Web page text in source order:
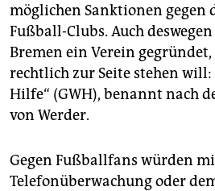
möglichen Sanktionen gegen
Fußball-Clubs. Auch
Bremen ein Verein
rechtlich zur Seite stehen will:
Hilfe“ (GWH), benannt nach
von Werder.
Gegen Fußballfans würden
Telefonüberwachung oder